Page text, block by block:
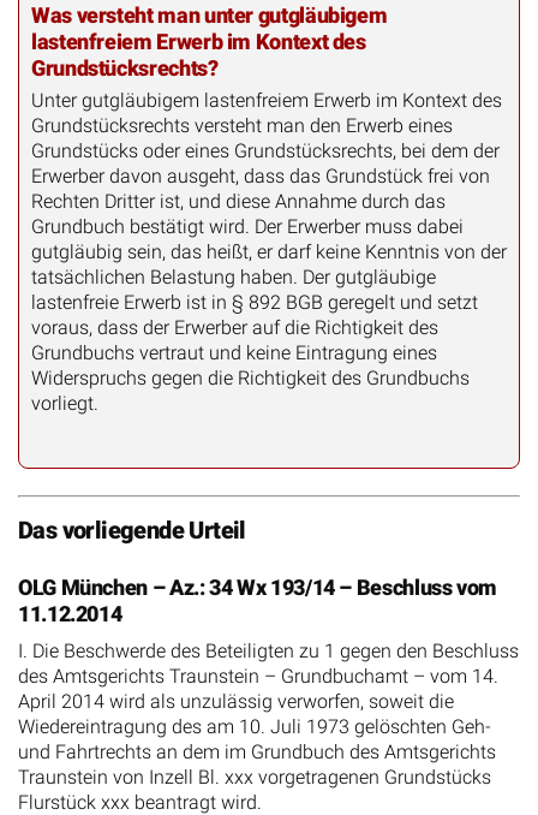
Was versteht man unter gutgläubigem
lastenfreiem Erwerb im Kontext des
Grundstücksrechts?
Unter gutgläubigem lastenfreiem Erwerb im Kontext des
Grundstücksrechts versteht man den Erwerb eines
Grundstücks oder eines Grundstücksrechts, bei dem der
Erwerber davon ausgeht, dass das Grundstück frei von
Rechten Dritter ist, und diese Annahme durch das
Grundbuch bestätigt wird. Der Erwerber muss dabei
gutgläubig sein, das heißt, er darf keine Kenntnis von der
tatsächlichen Belastung haben. Der gutgläubige
lastenfreie Erwerb ist in § 892 BGB geregelt und setzt
voraus, dass der Erwerber auf die Richtigkeit des
Grundbuchs vertraut und keine Eintragung eines
Widerspruchs gegen die Richtigkeit des Grundbuchs
vorliegt.
Das vorliegende Urteil
OLG München – Az.: 34 Wx 193/14 – Beschluss vom
11.12.2014
I. Die Beschwerde des Beteiligten zu 1 gegen den Beschluss
des Amtsgerichts Traunstein – Grundbuchamt – vom 14.
April 2014 wird als unzulässig verworfen, soweit die
Wiedereintragung des am 10. Juli 1973 gelöschten Geh-
und Fahrtrechts an dem im Grundbuch des Amtsgerichts
Traunstein von Inzell Bl. xxx vorgetragenen Grundstücks
Flurstück xxx beantragt wird.